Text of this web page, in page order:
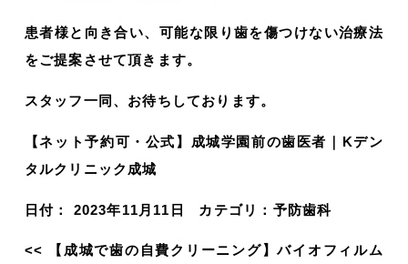
患者様と向き合い、可能な限り歯を傷つけない治療法
をご提案させて頂きます。
スタッフ一同、お待ちしております。
【ネット予約可・公式】成城学園前の歯医者｜Kデン
タルクリニック成城
日付： 2023年11月11日 カテゴリ： 予防歯科
<< 【成城で歯の自費クリーニング】バイオフィルム